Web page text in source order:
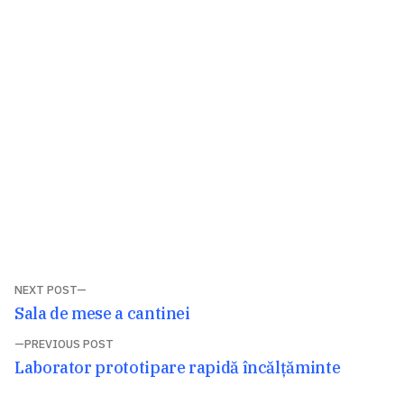
Navigare
în
articole
PREVIOUS POST
Previous
Laborator prototipare rapidă încălţăminte
NEXT POST
Next
Sala de mese a cantinei